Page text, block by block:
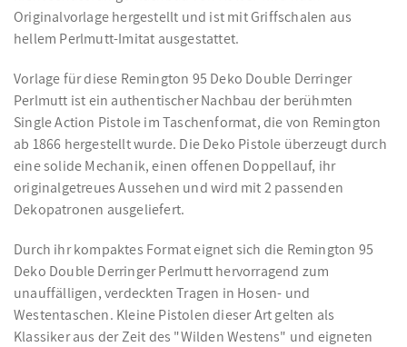
Originalvorlage hergestellt und ist mit Griffschalen aus
hellem Perlmutt-Imitat ausgestattet.
Vorlage für diese Remington 95 Deko Double Derringer
Perlmutt ist ein authentischer Nachbau der berühmten
Single Action Pistole im Taschenformat, die von Remington
ab 1866 hergestellt wurde. Die Deko Pistole überzeugt durch
eine solide Mechanik, einen offenen Doppellauf, ihr
originalgetreues Aussehen und wird mit 2 passenden
Dekopatronen ausgeliefert.
Durch ihr kompaktes Format eignet sich die Remington 95
Deko Double Derringer Perlmutt hervorragend zum
unauffälligen, verdeckten Tragen in Hosen- und
Westentaschen. Kleine Pistolen dieser Art gelten als
Klassiker aus der Zeit des "Wilden Westens" und eigneten